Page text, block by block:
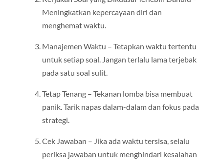
Meningkatkan kepercayaan diri dan
menghemat waktu.
Manajemen Waktu – Tetapkan waktu tertentu
untuk setiap soal. Jangan terlalu lama terjebak
pada satu soal sulit.
Tetap Tenang – Tekanan lomba bisa membuat
panik. Tarik napas dalam-dalam dan fokus pada
strategi.
Cek Jawaban – Jika ada waktu tersisa, selalu
periksa jawaban untuk menghindari kesalahan